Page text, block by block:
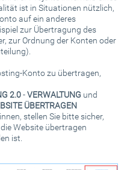
ist in Situationen nützlich,
auf ein anderes
zur Übertragung des
zur Ordnung der Konten oder
Konto zu übertragen,
2.0-VERWALTUNG und
ÜBERTRAGEN
stellen Sie bitte sicher,
Website übertragen
ist.